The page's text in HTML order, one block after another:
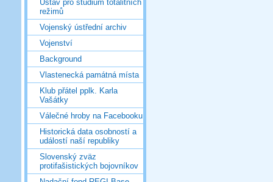
Ústav pro studium totalitních
režimů
Vojenský ústřední archiv
Vojenství
Background
Vlastenecká památná místa
Klub přátel pplk. Karla
Vašátky
Válečné hroby na Facebooku
Historická data osobností a
událostí naší republiky
Slovenský zväz
protifašistických bojovníkov